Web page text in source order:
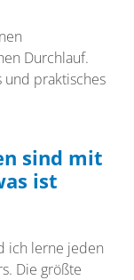
Durchlauf.
praktisches
sind mit
ist
ich lerne jeden
Die größte